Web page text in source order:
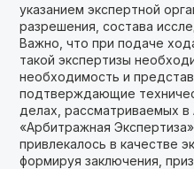
указанием экспертной
разрешения, состава
Важно, что при подаче
такой экспертизы
необходимость и
подтверждающие
делах, рассматриваемых
«Арбитражная
привлекалось в качестве
формируя заключения,